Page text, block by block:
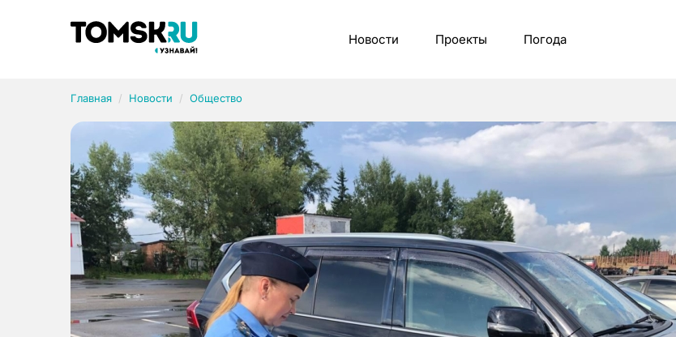
Новости Проекты Погода
Главная Новости Общество
Рубрики